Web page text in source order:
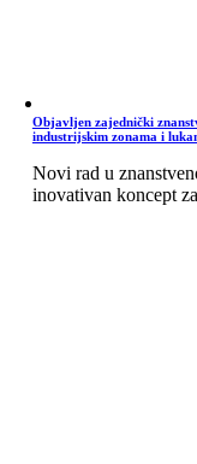
Objavljen zajednički
industrijskim zonama i
Novi rad u
inovativan koncept